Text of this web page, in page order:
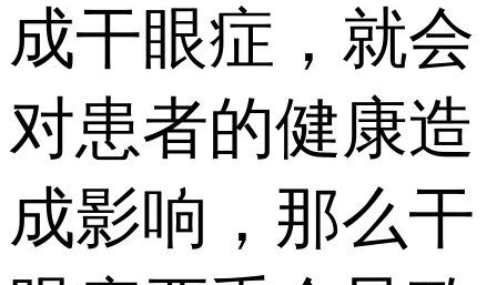
成干眼症，就会
对患者的健康造
成影响，那么干